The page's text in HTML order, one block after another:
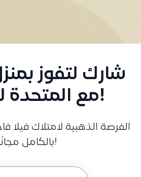
شارك لتفوز
مع المتحدة للتأمين!
الفرصة الذهبية لامتلاك فيلا
بالكامل مجانًا!